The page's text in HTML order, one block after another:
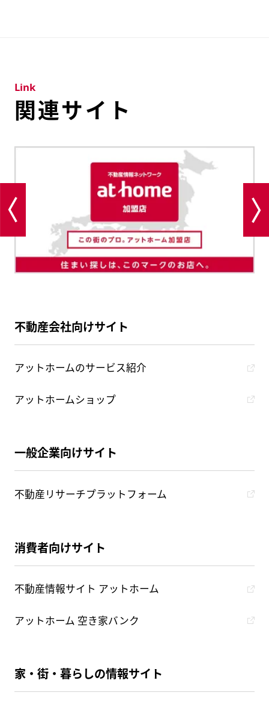
関連サイト
Link
不動産会社向けサイト
アットホームのサービス紹介
アットホームショップ
一般企業向けサイト
不動産リサーチプラットフォーム
消費者向けサイト
不動産情報サイト アットホーム
アットホーム 空き家バンク
家・街・暮らしの情報サイト